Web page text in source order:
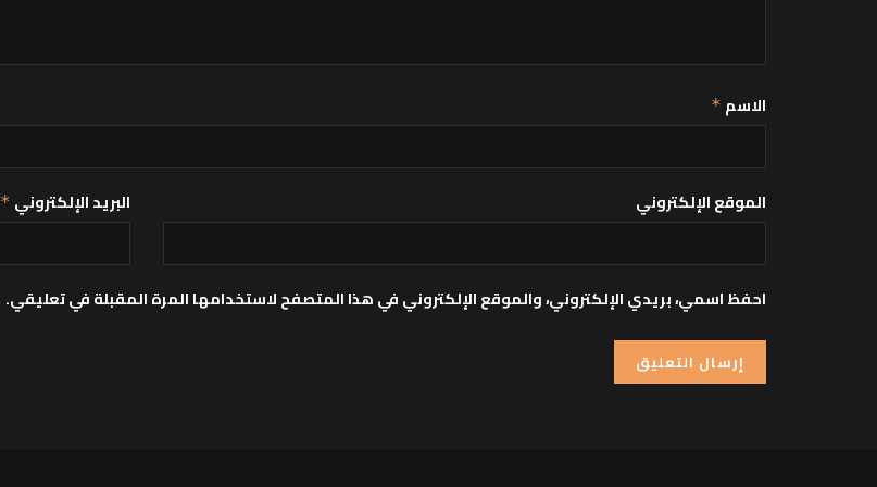
الاسم *
البريد الإلكتروني * الموقع الإلكتروني
احفظ اسمي، بريدي الإلكتروني، والموقع الإلكتروني في هذا المتصفح لاستخدامها المرة المقبلة في تعليقي.